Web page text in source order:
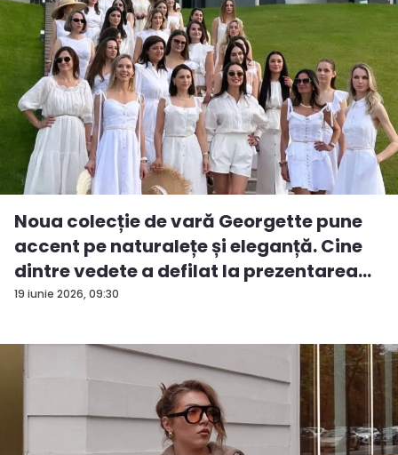
19 iunie 2026, 09:30
Noua colecție de vară Georgette pune
accent pe naturalețe și eleganță. Cine
dintre vedete a defilat la prezentarea
d...